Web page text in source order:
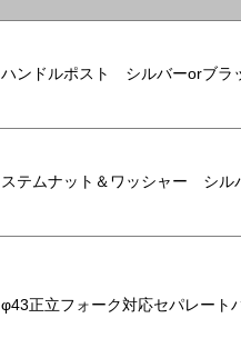
ハンドルポスト シルバーorブラ
ステムナット＆ワッシャー シル
φ43正立フォーク対応セパレート